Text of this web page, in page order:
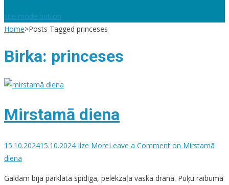
site mode button
Home>Posts Tagged princeses
Birka: princeses
Mirstamā diena
15.10.202415.10.2024 Ilze MoreLeave a Comment on Mirstamā
diena
Galdam bija pārklāta spīdīga, pelēkzaļa vaska drāna. Puķu raibumā